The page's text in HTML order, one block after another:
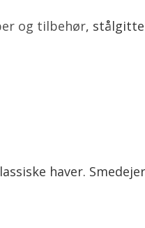
og tilbehør,
haver.